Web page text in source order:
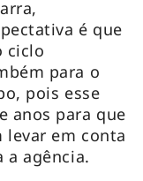
é que
ciclo
para o
pois esse
anos para que
levar em conta
a agência.